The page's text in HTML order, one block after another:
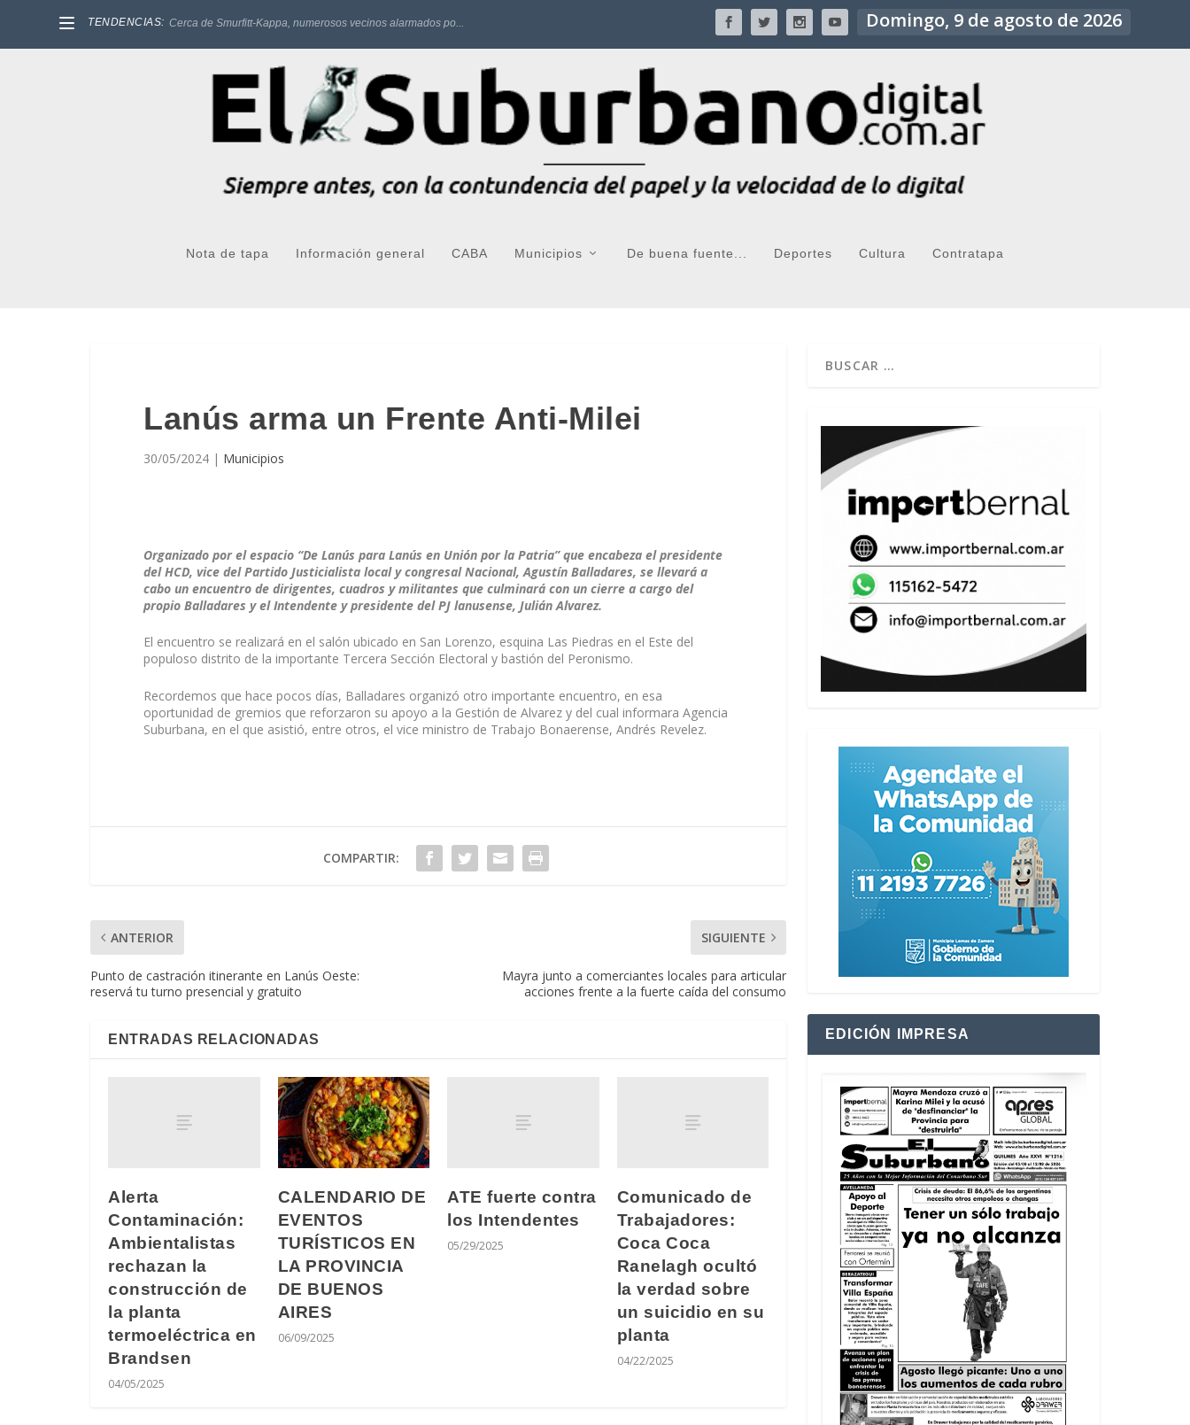
TENDENCIAS: Cerca de Smurfitt-Kappa, numerosos vecinos alarmados po... Domingo, 9 de agosto de 2026
Nota de tapa Información general CABA Municipios De buena fuente... Deportes Cultura Contratapa
Lanús arma un Frente Anti-Milei
30/05/2024 | Municipios
Organizado por el espacio “De Lanús para Lanús en Unión por la Patria” que encabeza el presidente
del HCD, vice del Partido Justicialista local y congresal Nacional, Agustín Balladares, se llevará a
cabo un encuentro de dirigentes, cuadros y militantes que culminará con un cierre a cargo del
propio Balladares y el Intendente y presidente del PJ lanusense, Julián Alvarez.
El encuentro se realizará en el salón ubicado en San Lorenzo, esquina Las Piedras en el Este del
populoso distrito de la importante Tercera Sección Electoral y bastión del Peronismo.
Recordemos que hace pocos días, Balladares organizó otro importante encuentro, en esa
oportunidad de gremios que reforzaron su apoyo a la Gestión de Alvarez y del cual informara Agencia
Suburbana, en el que asistió, entre otros, el vice ministro de Trabajo Bonaerense, Andrés Revelez.
COMPARTIR:
ANTERIOR
Punto de castración itinerante en Lanús Oeste:
reservá tu turno presencial y gratuito
SIGUIENTE
Mayra junto a comerciantes locales para articular
acciones frente a la fuerte caída del consumo
ENTRADAS RELACIONADAS
Alerta
Contaminación:
Ambientalistas
rechazan la
construcción de
la planta
termoeléctrica en
Brandsen
04/05/2025
CALENDARIO DE
EVENTOS
TURÍSTICOS EN
LA PROVINCIA
DE BUENOS
AIRES
06/09/2025
ATE fuerte contra
los Intendentes
05/29/2025
Comunicado de
Trabajadores:
Coca Coca
Ranelagh ocultó
la verdad sobre
un suicidio en su
planta
04/22/2025
EDICIÓN IMPRESA